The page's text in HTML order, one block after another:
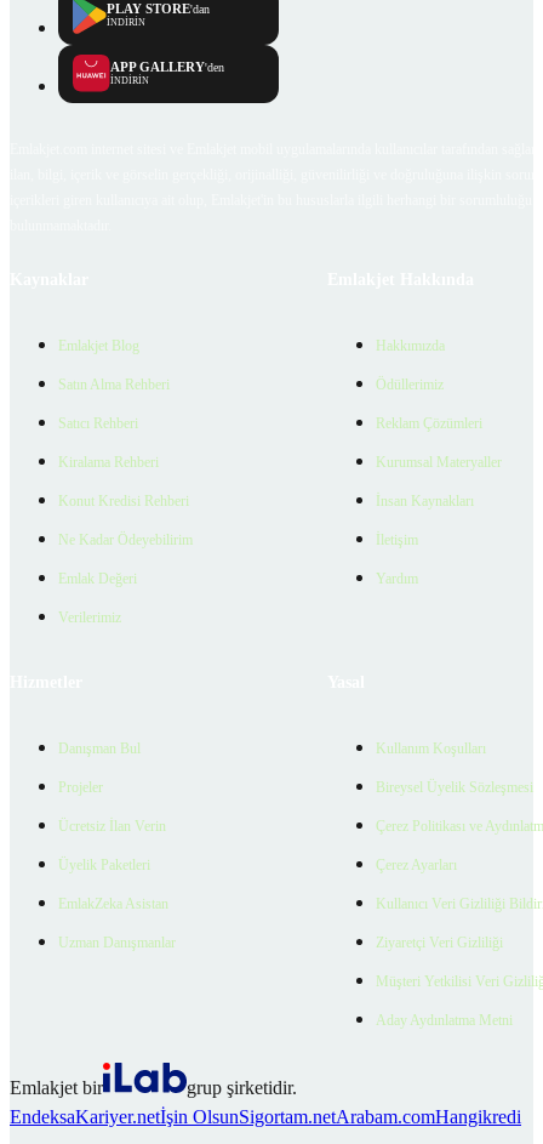
PLAY STORE'dan
İNDİRİN
APP GALLERY'den
İNDİRİN
Emlakjet Blog
Satın Alma Rehberi
Satıcı Rehberi
Kiralama Rehberi
Konut Kredisi Rehberi
Ne Kadar Ödeyebilirim
Emlak Değeri
Verilerimiz
Hakkımızda
Ödüllerimiz
Reklam Çözümleri
Kurumsal Materyaller
İnsan Kaynakları
İletişim
Yardım
Danışman Bul
Projeler
Ücretsiz İlan Verin
Üyelik Paketleri
EmlakZeka Asistan
Uzman Danışmanlar
Kullanım Koşulları
Bireysel Üyelik Sözleşmesi
Çerez Politikası ve
Çerez Ayarları
Kullanıcı Veri Gizliliği
Ziyaretçi Veri Gizliliği
Müşteri Yetkilisi Veri
Aday Aydınlatma Metni
Emlakjet bir
grup şirketidir.
EndeksaKariyer.netİşin OlsunSigortam.netArabam.comHangikredi